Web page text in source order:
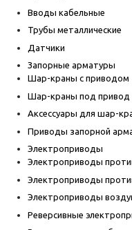
Вводы кабельные
Трубы металлические
Датчики
Запорные арматуры
Шар-краны с приводом
Шар-краны под привод
Аксессуары для шар-
Приводы запорной
Электроприводы
Электроприводы
Электроприводы
Электроприводы
Реверсивные